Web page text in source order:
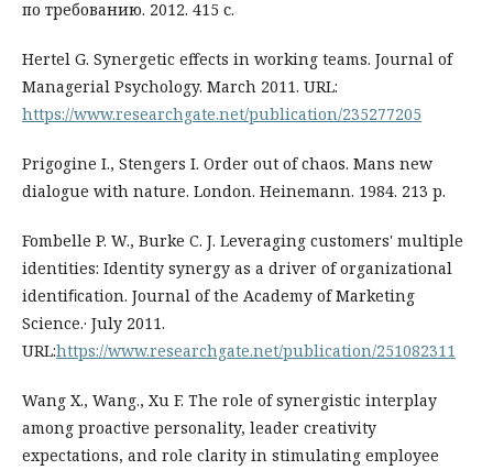
по требованию. 2012. 415 с.
Hertel G. Synergetic effects in working teams. Journal of
Managerial Psychology. March 2011. URL:
https://www.researchgate.net/publication/235277205
Prigogine I., Stengers I. Order out of chaos. Mans new
dialogue with nature. London. Heinemann. 1984. 213 p.
Fombelle P. W., Burke C. J. Leveraging customers' multiple
identities: Identity synergy as a driver of organizational
identiﬁcation. Journal of the Academy of Marketing
Science.· July 2011.
URL:https://www.researchgate.net/publication/251082311
Wang X., Wang., Xu F. The role of synergistic interplay
among proactive personality, leader creativity
expectations, and role clarity in stimulating employee